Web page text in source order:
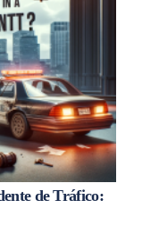
de Tráfico: